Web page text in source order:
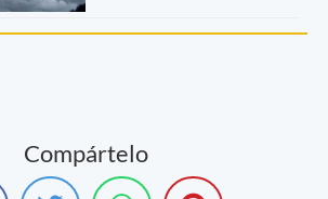
Compártelo